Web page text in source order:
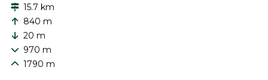
15.7 km
840 m
20 m
970 m
1790 m